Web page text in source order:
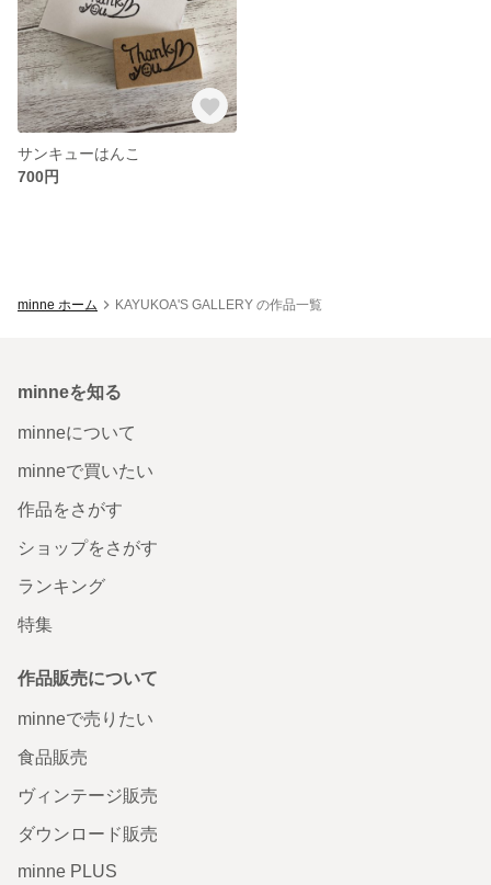
サンキューはんこ
700円
minne ホーム KAYUKOA'S GALLERY の作品一覧
minneを知る
minneについて
minneで買いたい
作品をさがす
ショップをさがす
ランキング
特集
作品販売について
minneで売りたい
食品販売
ヴィンテージ販売
ダウンロード販売
minne PLUS